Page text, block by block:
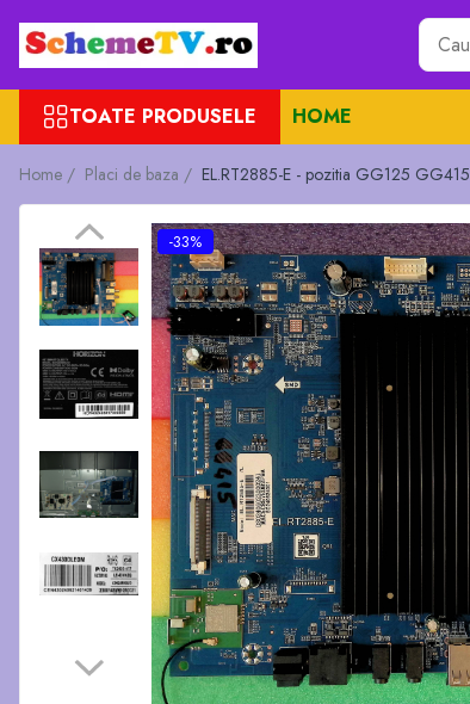
Toate Produsele
Placi de baza
Sursa alimentare
Seturi Benzi LED
Revista Service TV
Module TCON
Driver LED
Diverse
TOATE PRODUSELE HOME
Home / Placi de baza / EL.RT2885-E - pozitia GG125 GG415
-33%